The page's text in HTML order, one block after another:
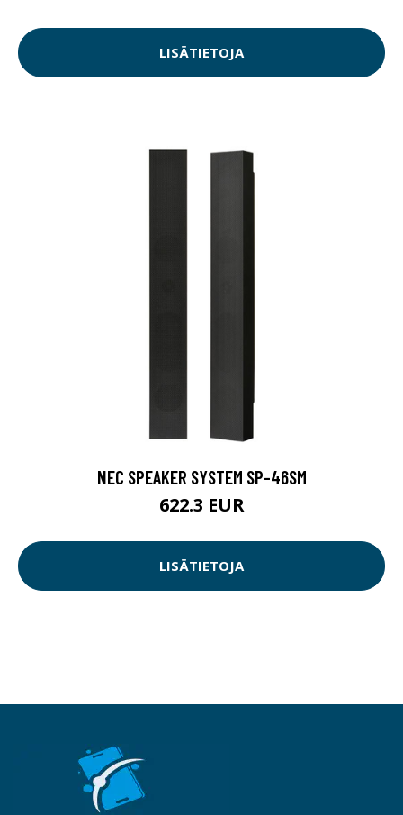
LISÄTIETOJA
NEC SPEAKER SYSTEM SP-46SM
622.3 EUR
LISÄTIETOJA